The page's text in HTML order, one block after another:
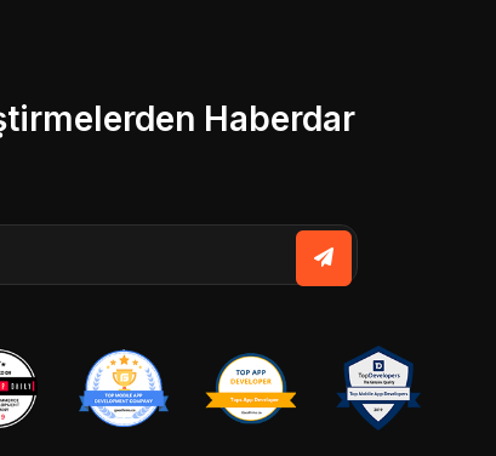
Haberdar